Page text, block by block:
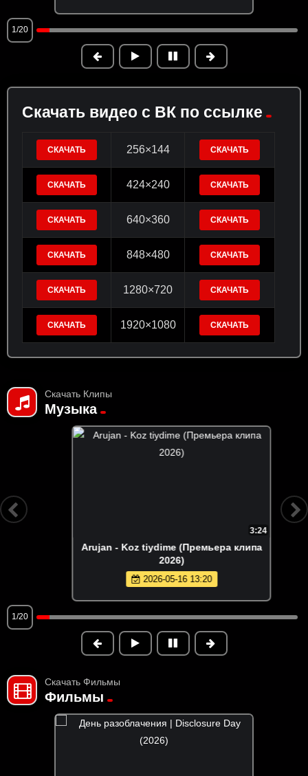
1/20
Скачать видео с ВК по ссылке
СКАЧАТЬ 256×144 СКАЧАТЬ
СКАЧАТЬ 424×240 СКАЧАТЬ
СКАЧАТЬ 640×360 СКАЧАТЬ
СКАЧАТЬ 848×480 СКАЧАТЬ
СКАЧАТЬ 1280×720 СКАЧАТЬ
СКАЧАТЬ 1920×1080 СКАЧАТЬ
Скачать Клипы
Музыка
Arujan - Koz tiydime (Премьера клипа
2026)
2026-05-16 13:20
1/20
Скачать Фильмы
Фильмы